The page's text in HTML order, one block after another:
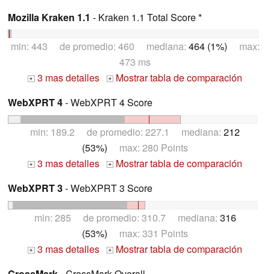
Mozilla Kraken 1.1 - Kraken 1.1 Total Score *
min: 443 de promedio: 460 mediana: 464 (1%) max:
473 ms
+ 3 mas detalles +
Mostrar tabla de comparación
WebXPRT 4- WebXPRT 4 Score
min: 189.2 de promedio: 227.1 mediana: 212
(53%) max: 280 Points
+ 3 mas detalles +
Mostrar tabla de comparación
WebXPRT 3- WebXPRT 3 Score
min: 285 de promedio: 310.7 mediana: 316
(53%) max: 331 Points
+ 3 mas detalles +
Mostrar tabla de comparación